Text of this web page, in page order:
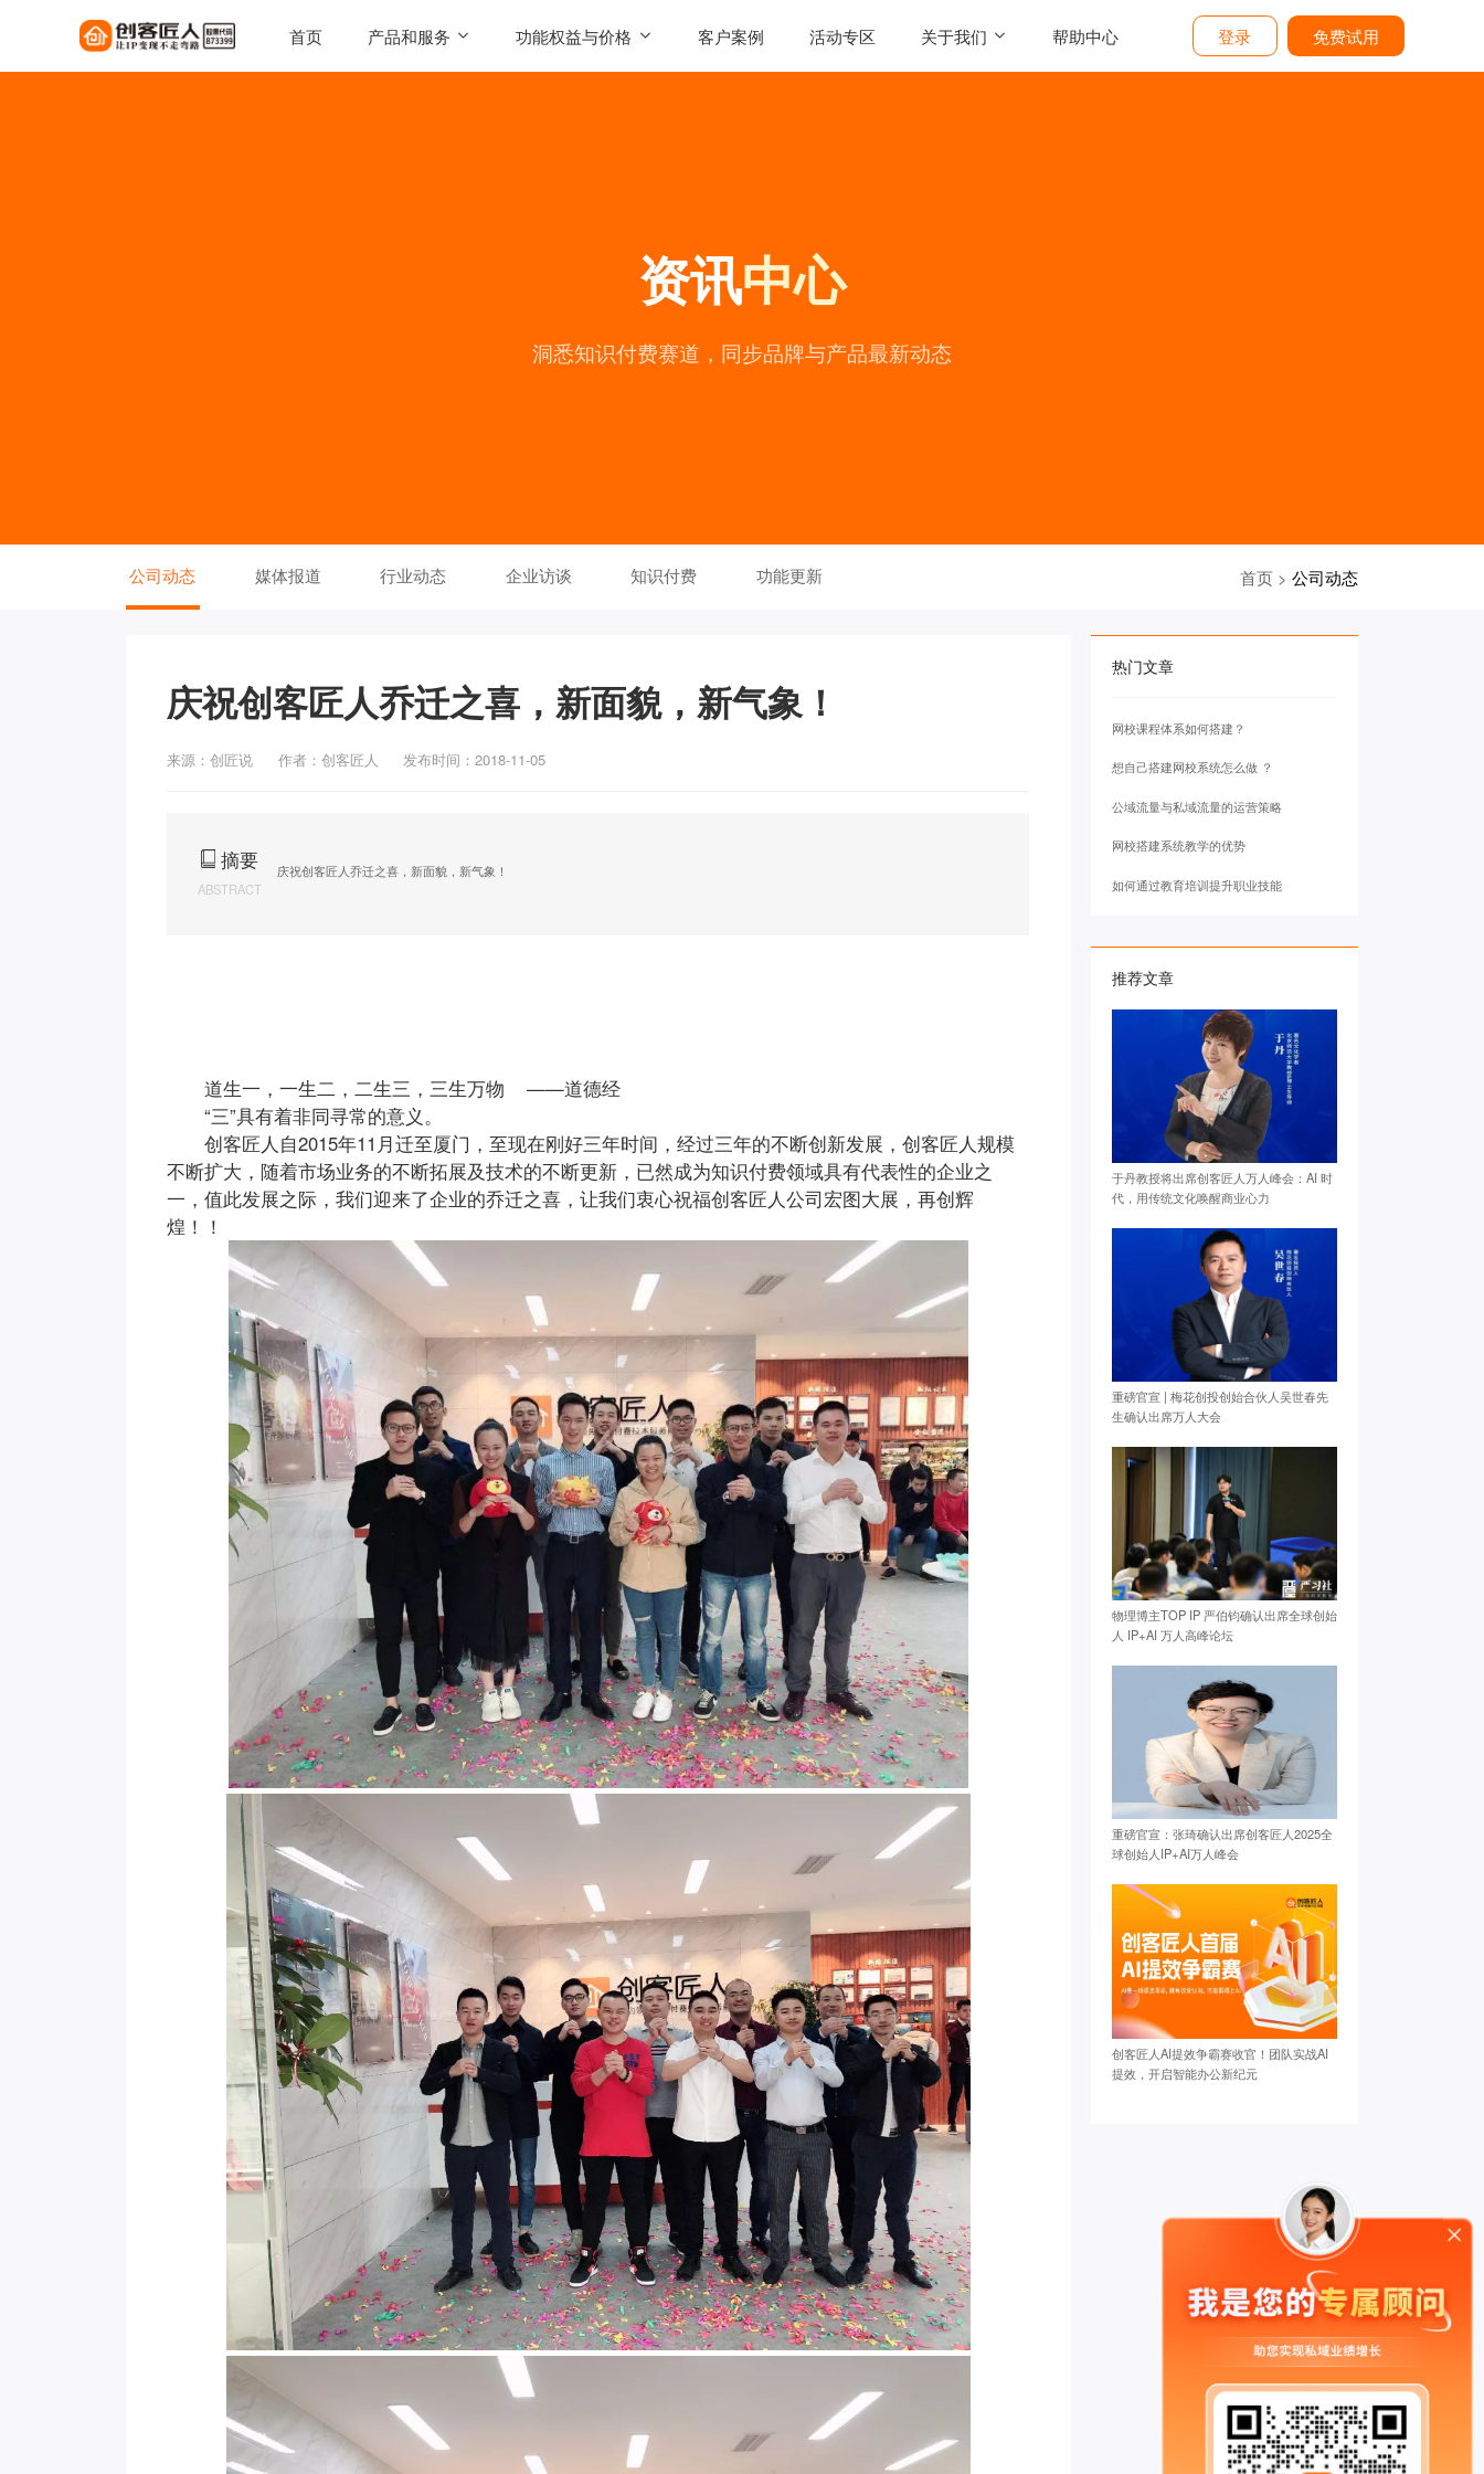
首页 产品和服务 功能权益与价格 客户案例 活动专区 关于我们 帮助中心 登录 免费试用
资讯中心
洞悉知识付费赛道，同步品牌与产品最新动态
公司动态 媒体报道 行业动态 企业访谈 知识付费 功能更新 首页 > 公司动态
庆祝创客匠人乔迁之喜，新面貌，新气象！
来源：创匠说 作者：创客匠人 发布时间：2018-11-05
摘要
ABSTRACT
庆祝创客匠人乔迁之喜，新面貌，新气象！
道生一，一生二，二生三，三生万物 ——道德经
“三”具有着非同寻常的意义。
创客匠人自2015年11月迁至厦门，至现在刚好三年时间，经过三年的不断创新发展，创客匠人规模
不断扩大，随着市场业务的不断拓展及技术的不断更新，已然成为知识付费领域具有代表性的企业之
一，值此发展之际，我们迎来了企业的乔迁之喜，让我们衷心祝福创客匠人公司宏图大展，再创辉
煌！！
热门文章
网校课程体系如何搭建？
想自己搭建网校系统怎么做 ？
公域流量与私域流量的运营策略
网校搭建系统教学的优势
如何通过教育培训提升职业技能
推荐文章
于丹教授将出席创客匠人万人峰会：AI 时
代，用传统文化唤醒商业心力
重磅官宣 | 梅花创投创始合伙人吴世春先
生确认出席万人大会
物理博主TOP IP 严伯钧确认出席全球创始
人 IP+AI 万人高峰论坛
重磅官宣：张琦确认出席创客匠人2025全
球创始人IP+AI万人峰会
创客匠人AI提效争霸赛收官！团队实战AI
提效，开启智能办公新纪元